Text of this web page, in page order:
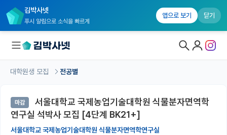
김박사넷
푸시 알림으로 소식을 빠르게
앱으로 보기 닫기
대학원생 모집 홈
기관별 모집 정보
대학원생 모집 전공별
마감
서울대학교 국제농업기술대학원 식물분자면역학
연구실 석박사 모집 [4단계 BK21+]
서울대학교 국제농업기술대학원 식물분자면역학연구실